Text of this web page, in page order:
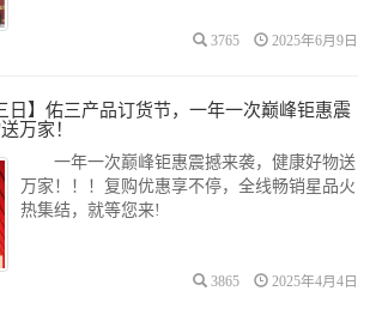
3765 2025年6月9日
日】佑三产品订货节，一年一次巅峰钜惠震
万家！
一年一次巅峰钜惠震撼来袭，健康好物送
万家！！！复购优惠享不停，全线畅销星品火
热集结，就等您来!
3865 2025年4月4日